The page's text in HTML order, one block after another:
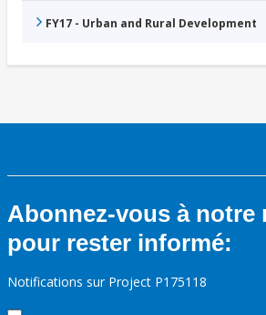
FY17 - Urban and Rural Development
Abonnez-vous à notre
pour rester informé:
Notifications sur Project P175118